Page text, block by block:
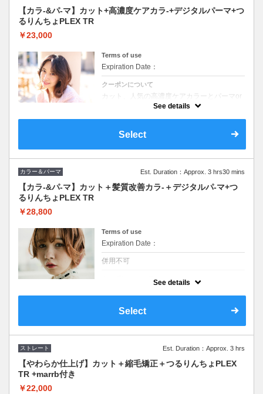
【カラ-&パ-マ】カット+高濃度ケアカラ-+デジタルパーマ+つ
るりんちょPLEX TR
￥23,000
Terms of use
Expiration Date：
クーポンについて
カット、人気の高濃度ケアカラーとパーマor
デジタルパーマとつるりんちょPLEX TR詰め
See details
Select
カラー＆パーマ Est. Duration：Approx. 3 hrs30 mins
【カラ-&パ-マ】カット＋髪質改善カラ-＋デジタルパ-マ+つ
るりんちょPLEX TR
￥28,800
Terms of use
Expiration Date：
併用不可
ラー対応可。髪内部に蓄積されている悪玉活
性酸素を除去し水分量を上げ素髪の状態に戻
し、髪を艶々にし熱から保護します
See details
Select
ストレート Est. Duration：Approx. 3 hrs
【やわらか仕上げ】カット＋縮毛矯正＋つるりんちょPLEX
TR +marrb付き
￥22,000